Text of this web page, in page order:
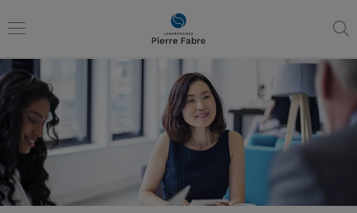
a
navegación
al
Toggle
navigation